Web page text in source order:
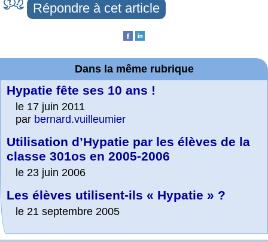
Répondre à cet article
Dans la même rubrique
Hypatie fête ses 10 ans !
le 17 juin 2011
par bernard.vuilleumier
Utilisation d’Hypatie par les élèves de la
classe 301os en 2005-2006
le 23 juin 2006
Les élèves utilisent-ils « Hypatie » ?
le 21 septembre 2005